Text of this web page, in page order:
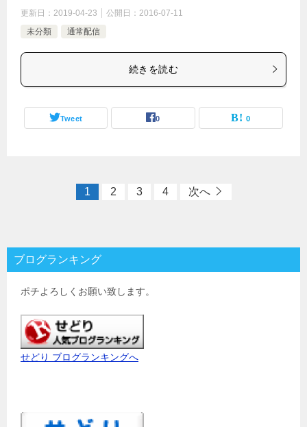
更新日： 2019-04-23 公開日： 2016-07-11
未分類
通常配信
続きを読む
Tweet 0 0
1 2 3 4 次へ
ブログランキング
ポチよろしくお願い致します。
せどり ブログランキングへ